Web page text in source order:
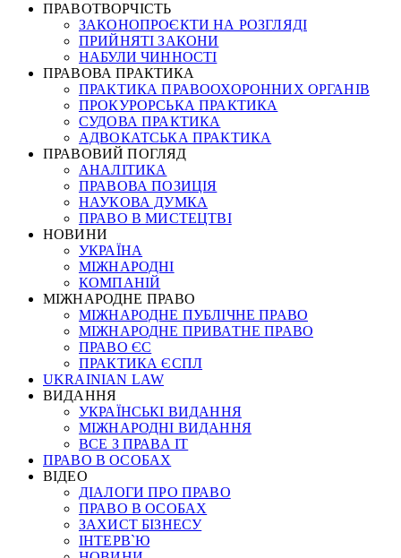
ПРАВОТВОРЧІСТЬ
ЗАКОНОПРОЄКТИ НА РОЗГЛЯДІ
ПРИЙНЯТІ ЗАКОНИ
НАБУЛИ ЧИННОСТІ
ПРАВОВА ПРАКТИКА
ПРАКТИКА ПРАВООХОРОННИХ ОРГАНІВ
ПРОКУРОРСЬКА ПРАКТИКА
СУДОВА ПРАКТИКА
АДВОКАТСЬКА ПРАКТИКА
ПРАВОВИЙ ПОГЛЯД
АНАЛІТИКА
ПРАВОВА ПОЗИЦІЯ
НАУКОВА ДУМКА
ПРАВО В МИСТЕЦТВІ
НОВИНИ
УКРАЇНА
МІЖНАРОДНІ
КОМПАНІЙ
МІЖНАРОДНЕ ПРАВО
МІЖНАРОДНЕ ПУБЛІЧНЕ ПРАВО
МІЖНАРОДНЕ ПРИВАТНЕ ПРАВО
ПРАВО ЄС
ПРАКТИКА ЄСПЛ
UKRAINIAN LAW
ВИДАННЯ
УКРАЇНСЬКІ ВИДАННЯ
МІЖНАРОДНІ ВИДАННЯ
ВСЕ З ПРАВА ІТ
ПРАВО В ОСОБАХ
ВІДЕО
ДІАЛОГИ ПРО ПРАВО
ПРАВО В ОСОБАХ
ЗАХИСТ БІЗНЕСУ
ІНТЕРВ`Ю